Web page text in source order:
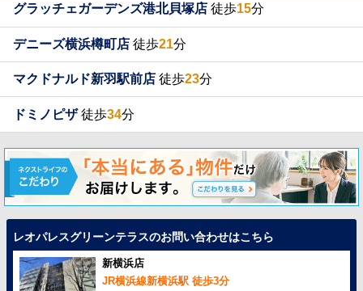
グラッチェガーデンズ港北貝塚店 徒歩15分
デニーズ横浜樽町店 徒歩21分
マクドナルド新羽駅前店 徒歩23分
ドミノピザ徒歩34分
レオパレスグリーンテラスのお問い合わせはこちら
新横浜店
JR横浜線新横浜駅 徒歩3分